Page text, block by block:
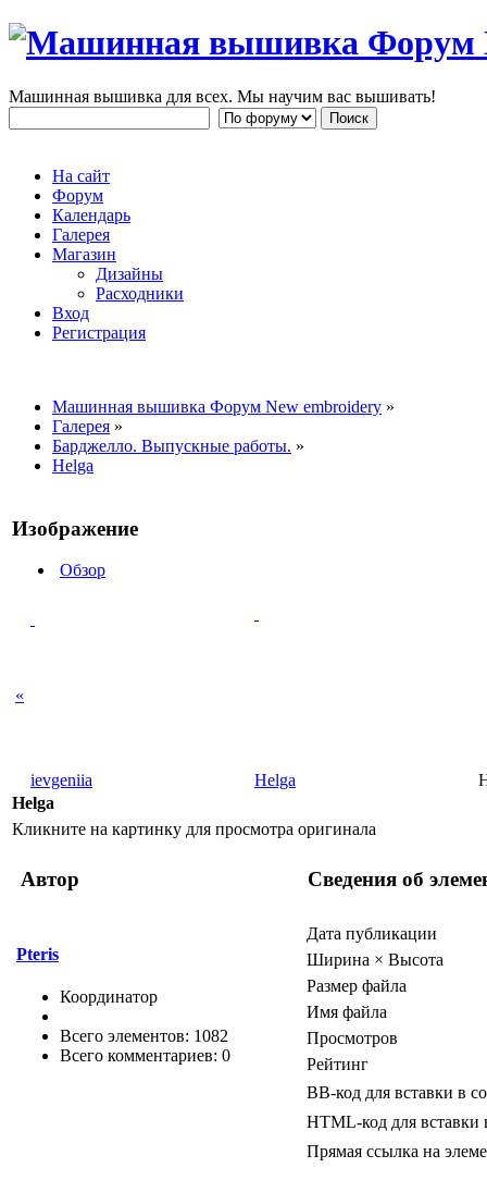
Машинная вышивка для всех. Мы научим вас вышивать!
На сайт
Форум
Календарь
Галерея
Магазин
Дизайны
Расходники
Вход
Регистрация
Машинная вышивка Форум New embroidery »
Галерея »
Барджелло. Выпускные работы. »
Helga
Изображение
Обзор
«
ievgeniia Helga
Helga
Кликните на картинку для просмотра оригинала
Автор Сведения об
Pteris
Координатор
Всего элементов: 1082
Всего комментариев: 0
Дата публикации
Ширина × Высота
Размер файла
Имя файла
Просмотров
Рейтинг
BB-код для вставки в
HTML-код для вставки
Прямая ссылка на